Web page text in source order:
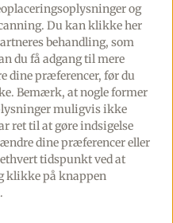
og
Du kan klikke her
behandling, som
du få adgang til mere
dine præferencer, før du
Bemærk, at nogle former
muligvis ikke
ret til at gøre indsigelse
dine præferencer eller
tidspunkt ved at
klikke på knappen
HASSELBACK